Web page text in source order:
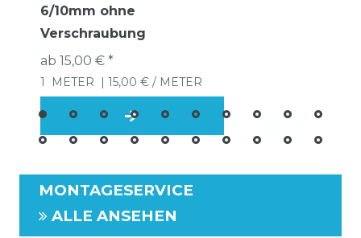
6/10mm ohne
Verschraubung
ab 15,00 € *
1 METER | 15,00 € / METER
MONTAGESERVICE
ALLE ANSEHEN